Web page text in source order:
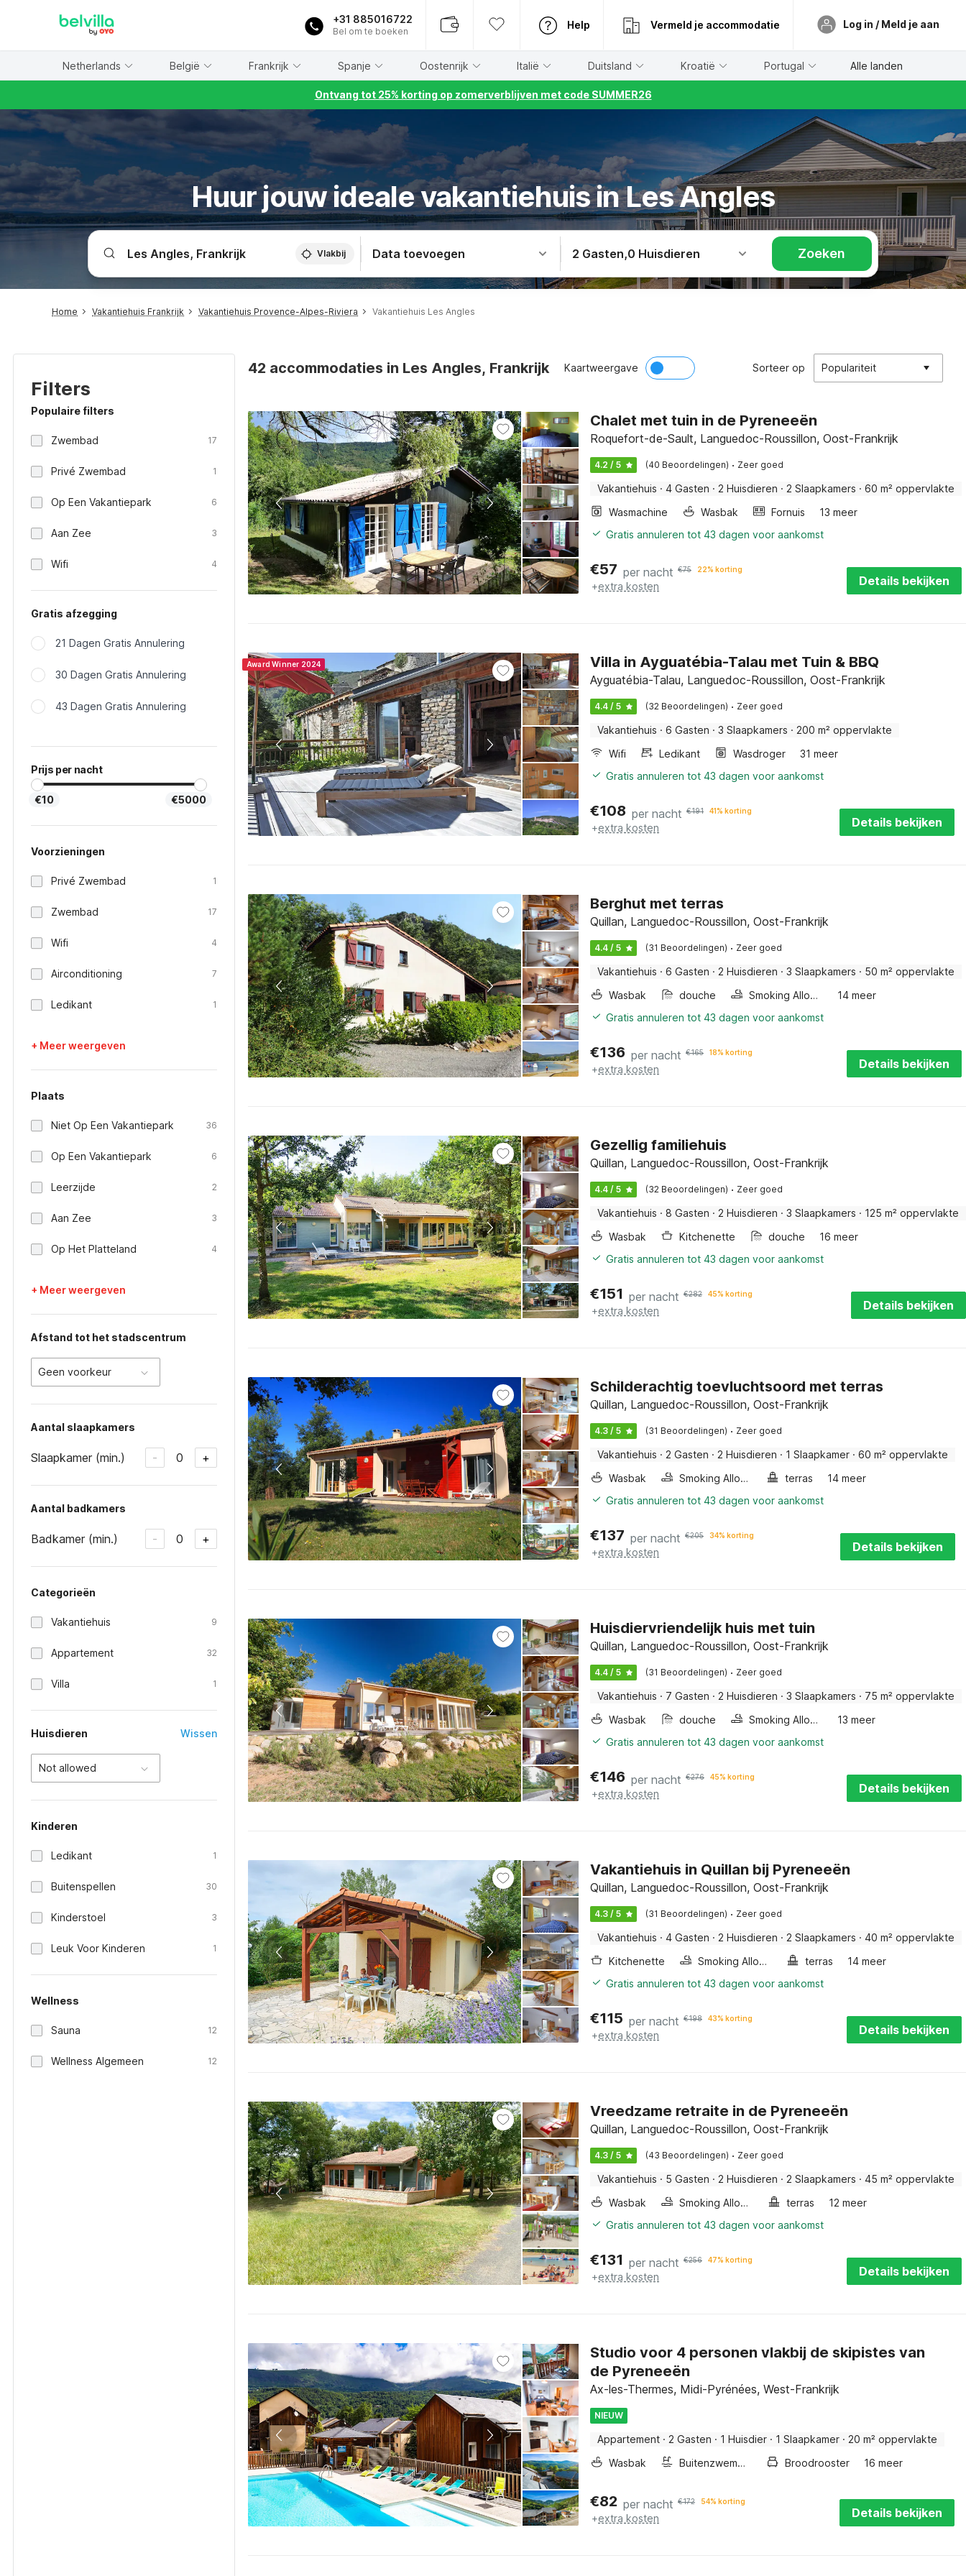
+31 885016722
Bel om te boeken
Help Vermeld je accommodatie Log in / Meld je aan
Netherlands België Frankrijk Spanje Oostenrijk Italië Duitsland Kroatië Portugal Alle landen
Ontvang tot 25% korting op zomerverblijven met code SUMMER26
Huur jouw ideale vakantiehuis in Les Angles
Vlakbij Data toevoegen 2 Gasten,0 Huisdieren Zoeken
Home Vakantiehuis Frankrijk Vakantiehuis Provence-Alpes-Riviera Vakantiehuis Les Angles
Filters
Populaire filters
Zwembad 17
Privé Zwembad 1
Op Een Vakantiepark 6
Aan Zee 3
Wifi 4
Gratis afzegging
21 Dagen Gratis Annulering
30 Dagen Gratis Annulering
43 Dagen Gratis Annulering
Prijs per nacht
€10 €5000
Voorzieningen
Privé Zwembad 1
Zwembad 17
Wifi 4
Airconditioning 7
Ledikant 1
+ Meer weergeven
Plaats
Niet Op Een Vakantiepark 36
Op Een Vakantiepark 6
Leerzijde 2
Aan Zee 3
Op Het Platteland 4
+ Meer weergeven
Afstand tot het stadscentrum
Geen voorkeur
Aantal slaapkamers
Slaapkamer (min.) - 0 +
Aantal badkamers
Badkamer (min.) - 0 +
Categorieën
Vakantiehuis 9
Appartement 32
Villa 1
Huisdieren Wissen
Not allowed
Kinderen
Ledikant 1
Buitenspellen 30
Kinderstoel 3
Leuk Voor Kinderen 1
Wellness
Sauna 12
Wellness Algemeen 12
42 accommodaties in Les Angles, Frankrijk Kaartweergave Sorteer op Populariteit
Chalet met tuin in de Pyreneeën
Roquefort-de-Sault, Languedoc-Roussillon, Oost-Frankrijk
4.2 / 5 (40 Beoordelingen) · Zeer goed
Vakantiehuis · 4 Gasten · 2 Huisdieren · 2 Slaapkamers · 60 m² oppervlakte
Wasmachine
Wasbak Fornuis
13 meer
Gratis annuleren tot 43 dagen voor aankomst
€57 per nacht €75 22% korting
+extra kosten Details bekijken
Award Winner 2024 Villa in Ayguatébia-Talau met Tuin & BBQ
Ayguatébia-Talau, Languedoc-Roussillon, Oost-Frankrijk
4.4 / 5 (32 Beoordelingen) · Zeer goed
Vakantiehuis · 6 Gasten · 3 Slaapkamers · 200 m² oppervlakte
Wifi
Ledikant Wasdroger
31 meer
Gratis annuleren tot 43 dagen voor aankomst
€108 per nacht €191 41% korting
+extra kosten Details bekijken
Berghut met terras
Quillan, Languedoc-Roussillon, Oost-Frankrijk
4.4 / 5 (31 Beoordelingen) · Zeer goed
Vakantiehuis · 6 Gasten · 2 Huisdieren · 3 Slaapkamers · 50 m² oppervlakte
Wasbak
douche Smoking Allowed
14 meer
Gratis annuleren tot 43 dagen voor aankomst
€136 per nacht €165 18% korting
+extra kosten Details bekijken
Gezellig familiehuis
Quillan, Languedoc-Roussillon, Oost-Frankrijk
4.4 / 5 (32 Beoordelingen) · Zeer goed
Vakantiehuis · 8 Gasten · 2 Huisdieren · 3 Slaapkamers · 125 m² oppervlakte
Wasbak
Kitchenette douche
16 meer
Gratis annuleren tot 43 dagen voor aankomst
€151 per nacht €282 45% korting
+extra kosten Details bekijken
Schilderachtig toevluchtsoord met terras
Quillan, Languedoc-Roussillon, Oost-Frankrijk
4.3 / 5 (31 Beoordelingen) · Zeer goed
Vakantiehuis · 2 Gasten · 2 Huisdieren · 1 Slaapkamer · 60 m² oppervlakte
Wasbak
Smoking Allowed terras
14 meer
Gratis annuleren tot 43 dagen voor aankomst
€137 per nacht €205 34% korting
+extra kosten Details bekijken
Huisdiervriendelijk huis met tuin
Quillan, Languedoc-Roussillon, Oost-Frankrijk
4.4 / 5 (31 Beoordelingen) · Zeer goed
Vakantiehuis · 7 Gasten · 2 Huisdieren · 3 Slaapkamers · 75 m² oppervlakte
Wasbak
douche Smoking Allowed
13 meer
Gratis annuleren tot 43 dagen voor aankomst
€146 per nacht €276 45% korting
+extra kosten Details bekijken
Vakantiehuis in Quillan bij Pyreneeën
Quillan, Languedoc-Roussillon, Oost-Frankrijk
4.3 / 5 (31 Beoordelingen) · Zeer goed
Vakantiehuis · 4 Gasten · 2 Huisdieren · 2 Slaapkamers · 40 m² oppervlakte
Kitchenette
Smoking Allowed terras
14 meer
Gratis annuleren tot 43 dagen voor aankomst
€115 per nacht €198 43% korting
+extra kosten Details bekijken
Vreedzame retraite in de Pyreneeën
Quillan, Languedoc-Roussillon, Oost-Frankrijk
4.3 / 5 (43 Beoordelingen) · Zeer goed
Vakantiehuis · 5 Gasten · 2 Huisdieren · 2 Slaapkamers · 45 m² oppervlakte
Wasbak
Smoking Allowed terras
12 meer
Gratis annuleren tot 43 dagen voor aankomst
€131 per nacht €256 47% korting
+extra kosten Details bekijken
Studio voor 4 personen vlakbij de skipistes van
de Pyreneeën
Ax-les-Thermes, Midi-Pyrénées, West-Frankrijk
NIEUW
Appartement · 2 Gasten · 1 Huisdier · 1 Slaapkamer · 20 m² oppervlakte
Wasbak
Buitenzwembad Broodrooster 16 meer
€82 per nacht €172 54% korting
+extra kosten Details bekijken